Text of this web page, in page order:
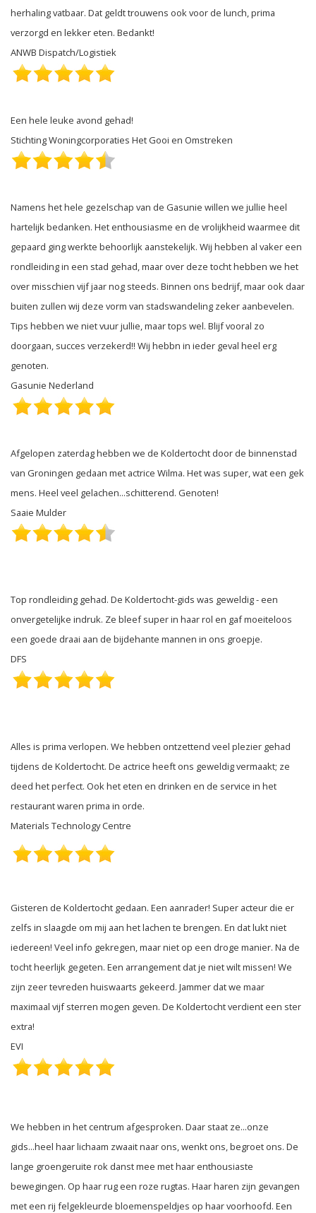
herhaling vatbaar. Dat geldt trouwens ook voor de lunch, prima
verzorgd en lekker eten. Bedankt!
ANWB Dispatch/Logistiek
Een hele leuke avond gehad!
Stichting Woningcorporaties Het Gooi en Omstreken
Namens het hele gezelschap van de Gasunie willen we jullie heel
hartelijk bedanken. Het enthousiasme en de vrolijkheid waarmee dit
gepaard ging werkte behoorlijk aanstekelijk. Wij hebben al vaker een
rondleiding in een stad gehad, maar over deze tocht hebben we het
over misschien vijf jaar nog steeds. Binnen ons bedrijf, maar ook daar
buiten zullen wij deze vorm van stadswandeling zeker aanbevelen.
Tips hebben we niet vuur jullie, maar tops wel. Blijf vooral zo
doorgaan, succes verzekerd!! Wij hebbn in ieder geval heel erg
genoten.
Gasunie Nederland
Afgelopen zaterdag hebben we de Koldertocht door de binnenstad
van Groningen gedaan met actrice Wilma. Het was super, wat een gek
mens. Heel veel gelachen...schitterend. Genoten!
Saaie Mulder
Top rondleiding gehad. De Koldertocht-gids was geweldig - een
onvergetelijke indruk. Ze bleef super in haar rol en gaf moeiteloos
een goede draai aan de bijdehante mannen in ons groepje.
DFS
Alles is prima verlopen. We hebben ontzettend veel plezier gehad
tijdens de Koldertocht. De actrice heeft ons geweldig vermaakt; ze
deed het perfect. Ook het eten en drinken en de service in het
restaurant waren prima in orde.
Materials Technology Centre
Gisteren de Koldertocht gedaan. Een aanrader! Super acteur die er
zelfs in slaagde om mij aan het lachen te brengen. En dat lukt niet
iedereen! Veel info gekregen, maar niet op een droge manier. Na de
tocht heerlijk gegeten. Een arrangement dat je niet wilt missen! We
zijn zeer tevreden huiswaarts gekeerd. Jammer dat we maar
maximaal vijf sterren mogen geven. De Koldertocht verdient een ster
extra!
EVI
We hebben in het centrum afgesproken. Daar staat ze...onze
gids...heel haar lichaam zwaait naar ons, wenkt ons, begroet ons. De
lange groengeruite rok danst mee met haar enthousiaste
bewegingen. Op haar rug een roze rugtas. Haar haren zijn gevangen
met een rij felgekleurde bloemenspeldjes op haar voorhoofd. Een